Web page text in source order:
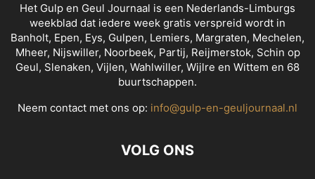
Het Gulp en Geul Journaal is een Nederlands-Limburgs
weekblad dat iedere week gratis verspreid wordt in
Banholt, Epen, Eys, Gulpen, Lemiers, Margraten, Mechelen,
Mheer, Nijswiller, Noorbeek, Partij, Reijmerstok, Schin op
Geul, Slenaken, Vijlen, Wahlwiller, Wijlre en Wittem en 68
buurtschappen.
Neem contact met ons op: info@gulp-en-geuljournaal.nl
VOLG ONS